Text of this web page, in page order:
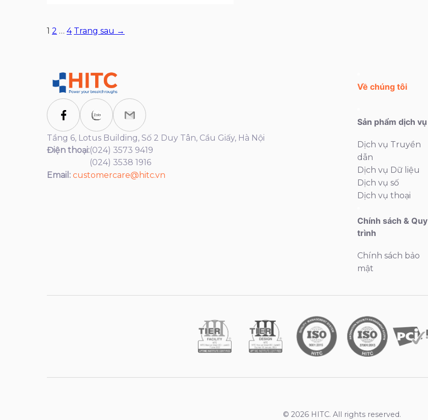
Phân
bài
viết
1 2 … 4 Trang sau →
Tầng 6, Lotus Building, Số 2 Duy Tân, Cầu Giấy, Hà Nội
Điện thoại:(024) 3573 9419
(024) 3538 1916
Email: customercare@hitc.vn
Về chúng tôi
Sản phẩm dịch vụ
Dịch vụ Truyền
dẫn
Dịch vụ Dữ liệu
Dịch vụ số
Dịch vụ thoại
Chính sách & Quy
trình
Chính sách bảo
mật
© 2026 HITC. All rights reserved.